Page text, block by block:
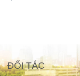
ĐỐI TÁC